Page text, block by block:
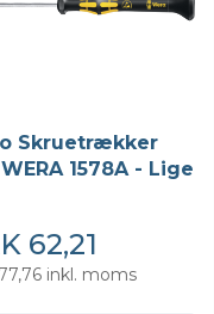
Skruetrækker
WERA 1578A - Lige
62,21
inkl. moms